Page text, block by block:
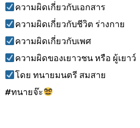
ความผิดเกี่ยวกับเอกสาร
ความผิดเกี่ยวกับชีวิต ร่างกาย
ความผิดเกี่ยวกับเพศ
ความผิดของเยาวชน หรือ ผู้เยาว์
โดย ทนายมนตรี สมสาย
#ทนายจ๊ะ